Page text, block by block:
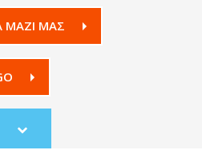
ΜΑΖΊ ΜΑΣ
Scroll
to